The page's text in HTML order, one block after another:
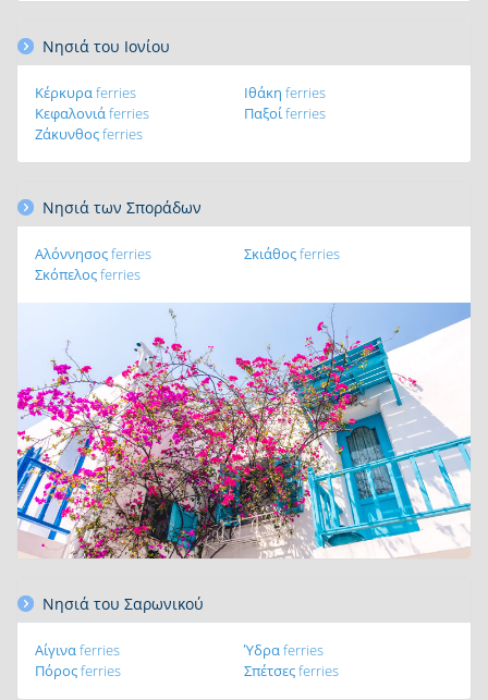
Νησιά του Ιονίου
Κέρκυρα ferries
Ιθάκη ferries
Κεφαλονιά ferries
Παξοί ferries
Ζάκυνθος ferries
Νησιά των Σποράδων
Αλόννησος ferries
Σκιάθος ferries
Σκόπελος ferries
Νησιά του Σαρωνικού
Αίγινα ferries
Ύδρα ferries
Πόρος ferries
Σπέτσες ferries